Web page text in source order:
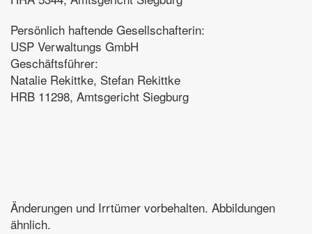
Persönlich haftende Gesellschafterin:
USP Verwaltungs GmbH
Geschäftsführer:
Natalie Rekittke, Stefan Rekittke
HRB 11298, Amtsgericht Siegburg
Änderungen und Irrtümer vorbehalten. Abbildungen
ähnlich.